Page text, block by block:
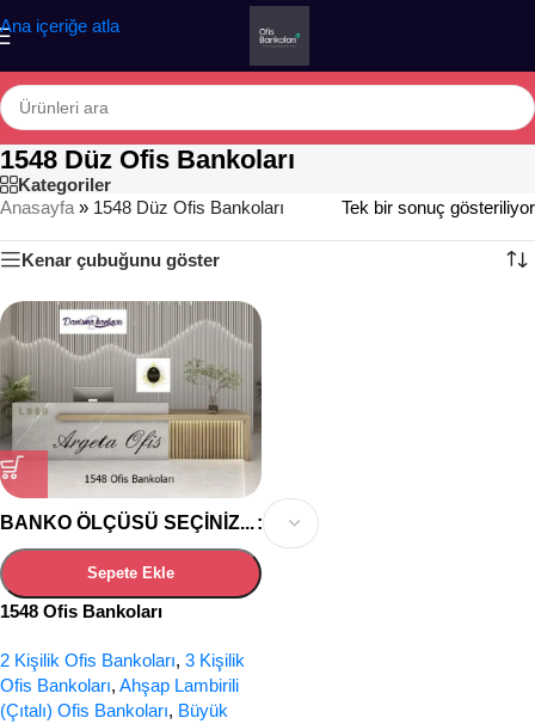
Ana içeriğe atla
1548 Düz Ofis Bankoları
Kategoriler
Anasayfa » 1548 Düz Ofis Bankoları Tek bir sonuç gösteriliyor
Kenar çubuğunu göster
BANKO ÖLÇÜSÜ SEÇINIZ...
Sepete Ekle
1548 Ofis Bankoları
2 Kişilik Ofis Bankoları, 3 Kişilik
Ofis Bankoları, Ahşap Lambirili
(Çıtalı) Ofis Bankoları, Büyük